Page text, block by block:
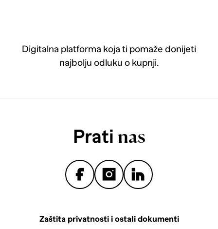
Digitalna platforma koja ti pomaže donijeti
najbolju odluku o kupnji.
Prati nas
Zaštita privatnosti i ostali dokumenti